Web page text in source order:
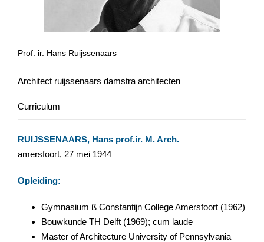
Prof. ir. Hans Ruijssenaars
Architect ruijssenaars damstra architecten
Curriculum
RUIJSSENAARS, Hans prof.ir. M. Arch.
amersfoort, 27 mei 1944
Opleiding:
Gymnasium ß Constantijn College Amersfoort (1962)
Bouwkunde TH Delft (1969); cum laude
Master of Architecture University of Pennsylvania